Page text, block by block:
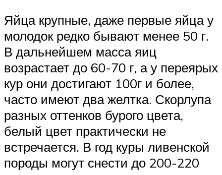
Яйца крупные, даже первые яйца у
молодок редко бывают менее 50 г.
В дальнейшем масса яиц
возрастает до 60-70 г, а у переярых
кур они достигают 100г и более,
часто имеют два желтка. Скорлупа
разных оттенков бурого цвета,
белый цвет практически не
встречается. В год куры ливенской
породы могут снести до 200-220